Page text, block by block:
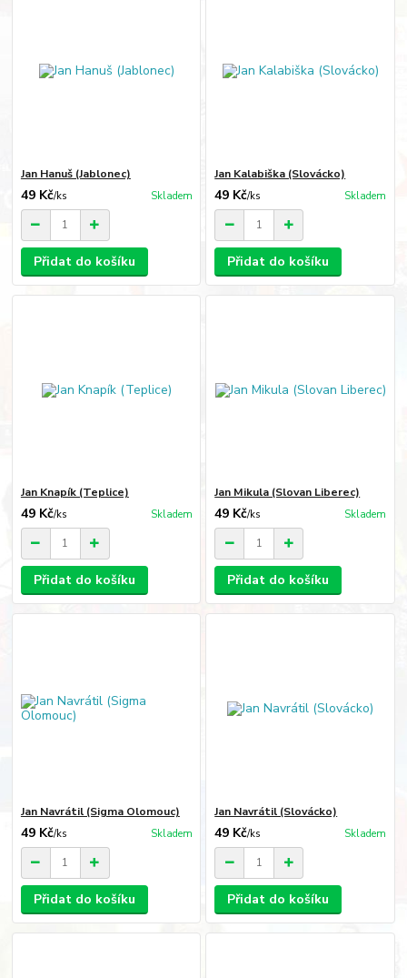
Jan Hanuš (Jablonec)
49 Kč/ks Skladem
Přidat do košíku
Jan Kalabiška (Slovácko)
49 Kč/ks Skladem
Přidat do košíku
Jan Knapík (Teplice)
49 Kč/ks Skladem
Přidat do košíku
Jan Mikula (Slovan Liberec)
49 Kč/ks Skladem
Přidat do košíku
Jan Navrátil (Sigma Olomouc)
49 Kč/ks Skladem
Přidat do košíku
Jan Navrátil (Slovácko)
49 Kč/ks Skladem
Přidat do košíku